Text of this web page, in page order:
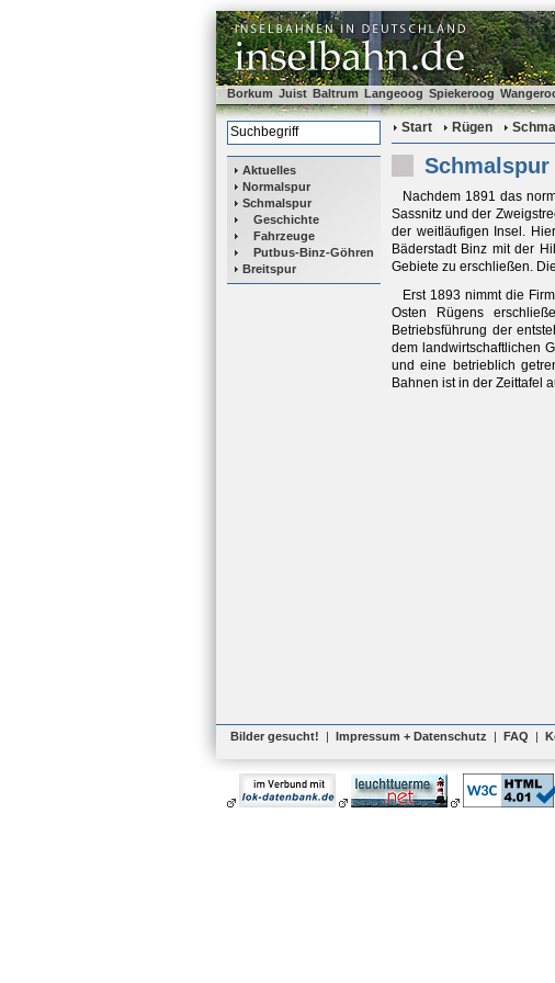
Borkum Juist Baltrum Langeoog Spiekeroog
Aktuelles
Normalspur
Schmalspur
Geschichte
Fahrzeuge
Putbus-Binz-Göhren
Breitspur
Start Rügen
Schmalspur
Nachdem 1891 das
Sassnitz und der
der weitläufigen Insel.
Bäderstadt Binz mit der
Gebiete zu erschließen.
Erst 1893 nimmt die
Osten Rügens
Betriebsführung der
dem landwirtschaftlichen
und eine betrieblich
Bahnen ist in der Zeittafel
Bilder gesucht! | Impressum + Datenschutz | FAQ |